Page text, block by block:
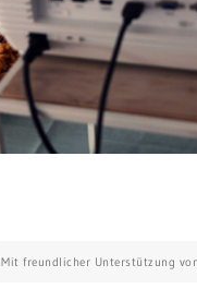
Mit freundlicher Unterstützung von